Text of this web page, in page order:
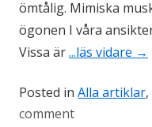
ömtålig. Mimiska
ögonen I våra
Vissa är...läs vidare →
Posted in Alla artiklar,
comment